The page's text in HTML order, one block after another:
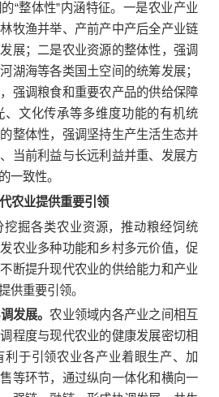
“整体性”内涵特征。一是农业产业
牧渔并举、产前产中产后全产业链
展；二是农业资源的整体性，强调
湖海等各类国土空间的统筹发展；
强调粮食和重要农产品的供给保障
、文化传承等多维度功能的有机统
整体性，强调坚持生产生活生态并
当前利益与长远利益并重、发展方
一致性。
农业提供重要引领
挖掘各类农业资源，推动粮经饲统
农业多种功能和乡村多元价值，促
断提升现代农业的供给能力和产业
供重要引领。
发展。农业领域内各产业之间相互
程度与现代农业的健康发展密切相
于引领农业各产业着眼生产、加
等环节，通过纵向一体化和横向一